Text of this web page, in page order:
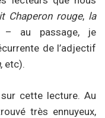
Chaperon rouge, la
au passage, je
de l’adjectif
, etc).
cette lecture. Au
très ennuyeux,